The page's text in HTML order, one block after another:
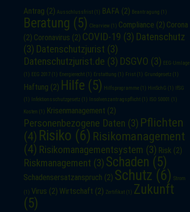
Antrag (2) Ausschlussfrist (1) BAFA (2) Beantragung (1)
Beratung (5) Clearview (1) Compliance (2) Corona
(2) Coronavirus (2) COVID-19 (3) Datenschutz
(3) Datenschutzjurist (3)
Datenschutzjurist.de (3) DSGVO (3) EEG-Umlage
(1) EEG 2017 (1) Energierecht (1) Erstattung (1) Frist (1) Grundgesetz (1)
Haftung (2) Hilfe (5) Hilfsprogramme (1) HinSchG (1) IfSG
(1) Infektionsschutzgesetz (1) Insolvenzantragspflicht (1) ISO 50001 (1)
Kosten (1) Krisenmanagement (2)
Personenbezogene Daten (3) Pflichten
(4) Risiko (6) Risikomanagement
(4) Risikomanagementsystem (3) Risk (2)
Riskmanagement (3) Schaden (5)
Schadensersatzanspruch (2) Schutz (6) Strom
(1) Virus (2) Wirtschaft (2) Zertifikat (1) Zukunft
(5)